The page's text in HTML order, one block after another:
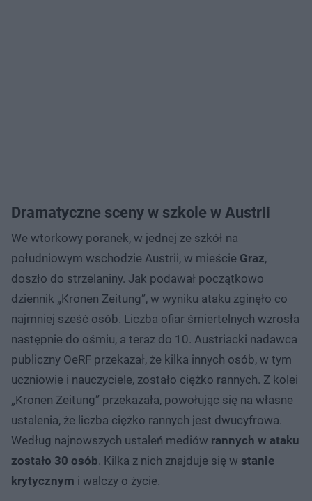
Dramatyczne sceny w szkole w Austrii
We wtorkowy poranek, w jednej ze szkół na
południowym wschodzie Austrii, w mieście Graz,
doszło do strzelaniny. Jak podawał początkowo
dziennik „Kronen Zeitung”, w wyniku ataku zginęło co
najmniej sześć osób. Liczba ofiar śmiertelnych wzrosła
następnie do ośmiu, a teraz do 10. Austriacki nadawca
publiczny OeRF przekazał, że kilka innych osób, w tym
uczniowie i nauczyciele, zostało ciężko rannych. Z kolei
„Kronen Zeitung” przekazała, powołując się na własne
ustalenia, że liczba ciężko rannych jest dwucyfrowa.
Według najnowszych ustaleń mediów rannych w ataku
zostało 30 osób. Kilka z nich znajduje się w stanie
krytycznym i walczy o życie.